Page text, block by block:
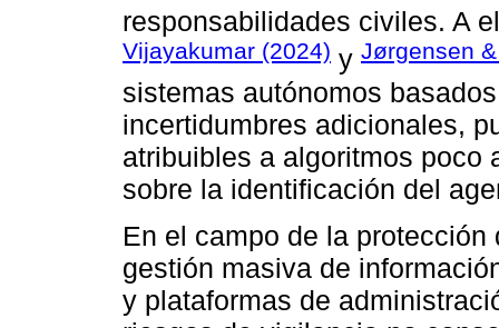
responsabilidades civiles. A
Vijayakumar (2024) y Jørgensen
sistemas autónomos
incertidumbres adicionales,
atribuibles a algoritmos poco
sobre la identificación del
En el campo de la
gestión masiva de
y plataformas de